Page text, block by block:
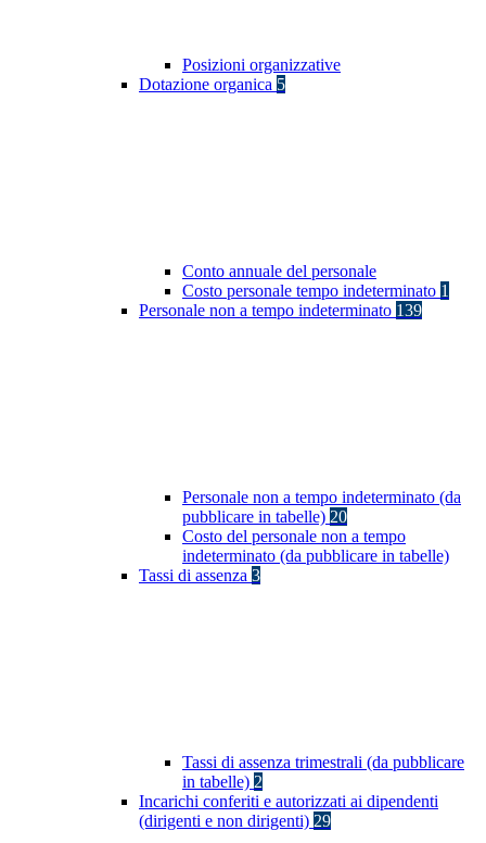
Posizioni organizzative
Dotazione organica 5
Conto annuale del personale
Costo personale tempo indeterminato 1
Personale non a tempo indeterminato 139
Personale non a tempo indeterminato (da
pubblicare in tabelle) 20
Costo del personale non a tempo
indeterminato (da pubblicare in tabelle)
Tassi di assenza 3
Tassi di assenza trimestrali (da pubblicare
in tabelle) 2
Incarichi conferiti e autorizzati ai dipendenti
(dirigenti e non dirigenti) 29